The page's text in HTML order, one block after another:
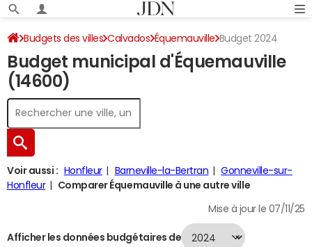
Budgets des villes Calvados Équemauville Budget 2024
Budget municipal d'Équemauville
(14600)
Voir aussi : Honfleur Barneville-la-Bertran
Gonneville-sur-
Honfleur
Comparer Équemauville à une autre ville
Mise à jour le 07/11/25
Afficher les données budgétaires de